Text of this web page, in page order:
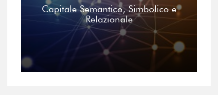
Capitale Semantico, Simbolico e
Relazionale